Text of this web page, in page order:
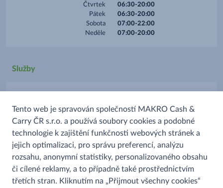
Čtvrtek
Pátek
Sobota
Neděle
06:30-20:00
06:30-20:00
07:00-22:00
07:00-20:00
Služby
Platba kartou
Prodej alkoholu
Prodej uzenin
Tento web je spravován společností MAKRO Cash &
Carry ČR s.r.o. a používá soubory cookies a podobné
technologie k zajištění funkčnosti webových stránek a
jejich optimalizaci, pro správu preferencí, analýzu
rozsahu, anonymní statistiky, personalizovaného obsahu
či cílené reklamy, a to případně také prostřednictvím
třetích stran. Kliknutím na „Přijmout všechny cookies“